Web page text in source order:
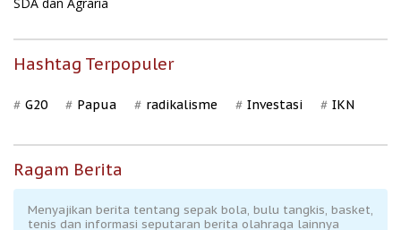
Hashtag Terpopuler
G20 Papua radikalisme Investasi IKN
Ragam Berita
Menyajikan berita tentang sepak bola, bulu tangkis, basket,
tenis dan informasi seputaran berita olahraga lainnya